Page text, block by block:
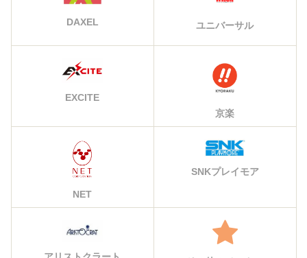
DAXEL ユニバーサル
EXCITE
京楽
NET
SNKプレイモア